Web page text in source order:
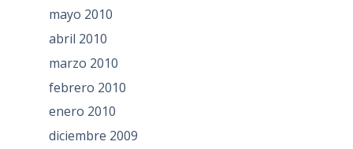
mayo 2010
abril 2010
marzo 2010
febrero 2010
enero 2010
diciembre 2009